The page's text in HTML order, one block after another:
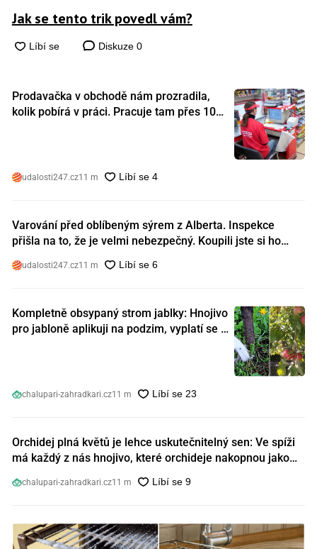
Jak se tento trik povedl vám?
Diskuze 0
Prodavačka v obchodě nám prozradila,
kolik pobírá v práci. Pracuje tam přes 10
udalosti247.cz11 m
Varování před oblíbeným sýrem z Alberta. Inspekce
přišla na to, že je velmi nebezpečný. Koupili jste si ho
udalosti247.cz11 m
Kompletně obsypaný strom jablky: Hnojivo
pro jabloně aplikuji na podzim, vyplatí se s
chalupari-zahradkari.cz11 m
Orchidej plná květů je lehce uskutečnitelný sen: Ve spíži
má každý z nás hnojivo, které orchideje nakopnou jako
chalupari-zahradkari.cz11 m